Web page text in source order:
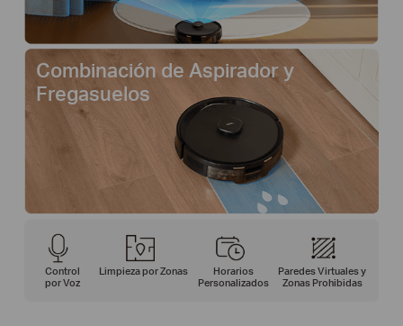
Combinación de Aspirador y
Fregasuelos
Control
por Voz
Limpieza por Zonas
Horarios
Personalizados
Paredes Virtuales y
Zonas Prohibidas